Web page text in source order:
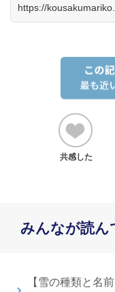
https://
共感した
みんなが読ん
【雪の種類と名